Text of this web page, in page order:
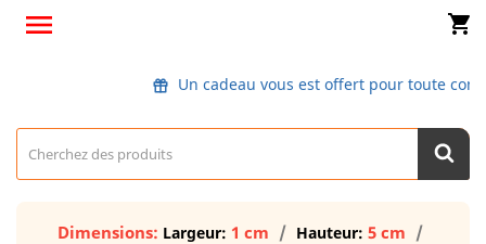
 shopping_cart
Un cadeau vous est offert pour toute
Dimensions: Largeur: 1 cm Hauteur: 5 cm